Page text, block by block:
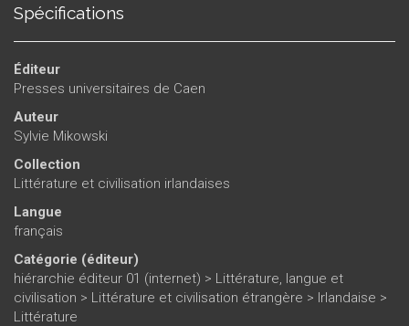
Spécifications
Éditeur
Presses universitaires de Caen
Auteur
Sylvie Mikowski
Collection
Littérature et civilisation irlandaises
Langue
français
Catégorie (éditeur)
hiérarchie éditeur 01 (internet) > Littérature, langue et
civilisation > Littérature et civilisation étrangère > Irlandaise >
Littérature